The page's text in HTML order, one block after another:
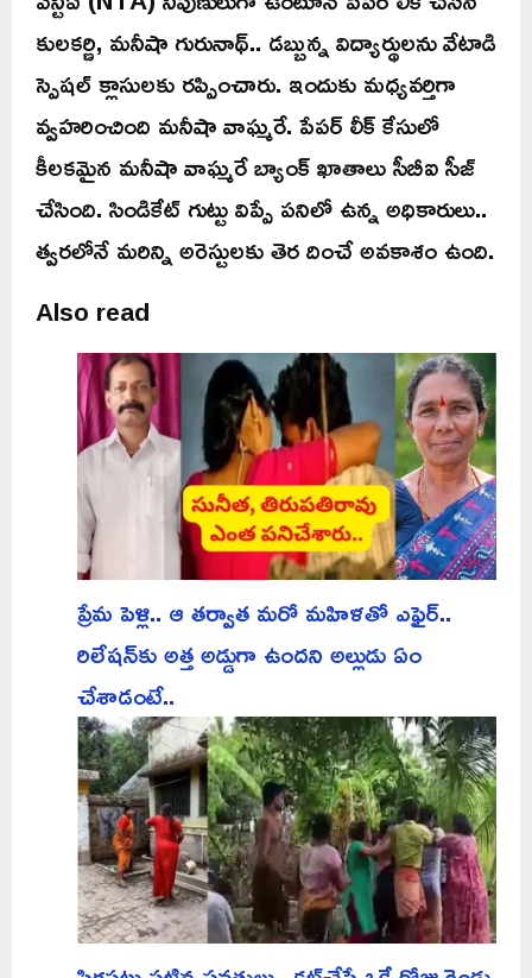
కులకర్ణి, మనీషా గురునాథ్.. డబ్బున్న విద్యార్థులను వేటాడి
స్పెషల్ క్లాసులకు రప్పించారు. ఇందుకు మధ్యవర్తిగా
వ్వహరించింది మనీషా వాఘ్మరే. పేపర్ లీక్ కేసులో
కీలకమైన మనీషా వాఘ్మరే బ్యాంక్ ఖాతాలు సీబీఐ సీజ్
చేసింది. సిండికేట్ గుట్టు విప్పే పనిలో ఉన్న అధికారులు..
త్వరలోనే మరిన్ని అరెస్టులకు తెర దించే అవకాశం ఉంది.
Also read
ప్రేమ పెళ్లి.. ఆ తర్వాత మరో మహిళతో ఎఫైర్..
రిలేషన్‌కు అత్త అడ్డుగా ఉందని అల్లుడు ఏం
చేశాడంటే..